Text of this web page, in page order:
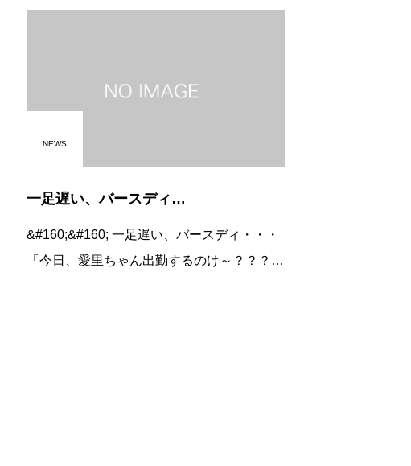
て精進いたします。 本年もど
NEWS
一足遅い、バースディ…
&#160;&#160; 一足遅い、バースディ・・・
「今日、愛里ちゃん出勤するのけ～？？？」